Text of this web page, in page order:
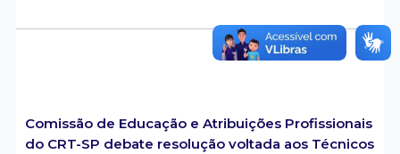
Comissão de Educação e Atribuições Profissionais
do CRT-SP debate resolução voltada aos Técnicos